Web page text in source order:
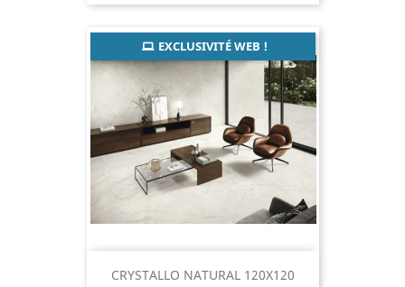
CRYSTALLO NATURAL 120X120
EXCLUSIVITÉ WEB !